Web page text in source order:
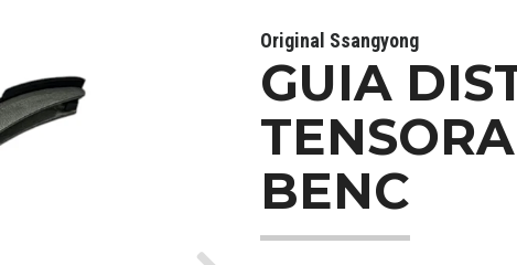
Original Ssangyong
GUIA
BENC